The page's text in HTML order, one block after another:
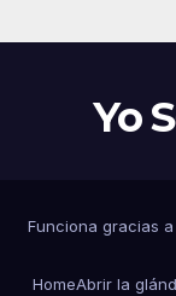
Yo
Funciona gracias a
HomeAbrir la